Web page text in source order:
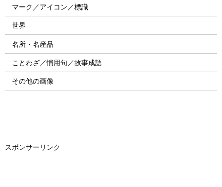
マーク／アイコン／標識
世界
名所・名産品
ことわざ／慣用句／故事成語
その他の画像
スポンサーリンク